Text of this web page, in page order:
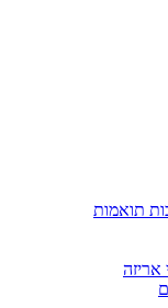
תואמות
אריזה